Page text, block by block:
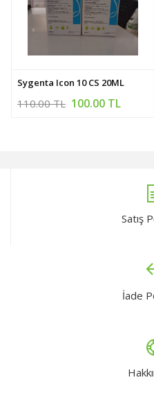
Sygenta Icon 10 CS 20ML
110.00 TL 100.00 TL
Satış
İade